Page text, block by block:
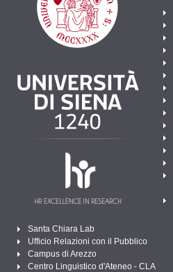
Santa Chiara Lab
Ufficio Relazioni con il Pubblico
Campus di Arezzo
Centro Linguistico d'Ateneo - CLA